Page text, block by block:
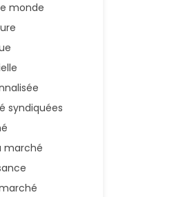
monde
syndiquées
marché